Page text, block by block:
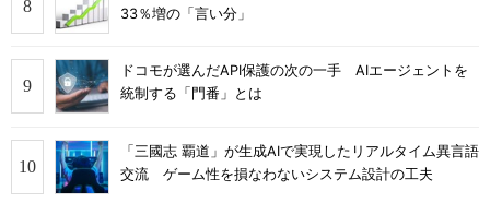
33％増の「言い分」
ドコモが選んだAPI保護の次の一手 AIエージェントを
統制する「門番」とは
「三國志 覇道」が生成AIで実現したリアルタイム異言語
交流 ゲーム性を損なわないシステム設計の工夫